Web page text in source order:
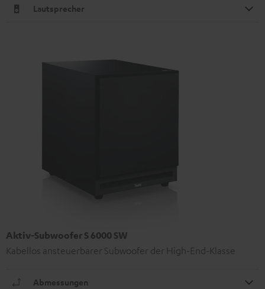
Lautsprecher
Aktiv-Subwoofer S 6000 SW
Kabellos ansteuerbarer Subwoofer der High-End-Klasse
Abmessungen